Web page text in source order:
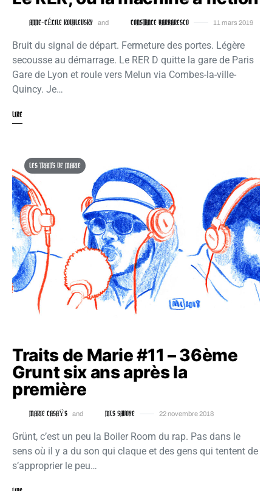
ANNE-CÉCILE KOVALEVSKY and CONSTANCE BARBARESCO 11 mars 2019
Bruit du signal de départ. Fermeture des portes. Légère
secousse au démarrage. Le RER D quitte la gare de Paris
Gare de Lyon et roule vers Melun via Combes-la-ville-
Quincy. Je…
LIRE
LES TRAITS DE MARIE
Traits de Marie #11 – 36ème
Grunt six ans après la
première
MARIE CASAŸS and NILS SAVOYE 22 novembre 2018
Grünt, c’est un peu la Boiler Room du rap. Pas dans le
sens où il y a du son qui claque et des gens qui tentent de
s’approprier le peu…